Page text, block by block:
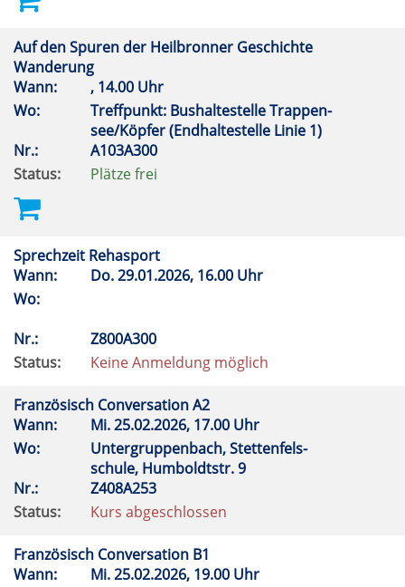
Auf den Spuren der Heilbronner Geschichte
Wanderung
Wann:
, 14.00 Uhr
Wo:
Treffpunkt: Bushaltestelle Trappen-
see/Köpfer (Endhaltestelle Linie 1)
Nr.:
A103A300
Status:
Plätze frei
Sprechzeit Rehasport
Wann:
Do.29.01.2026, 16.00 Uhr
Wo:
Nr.:
Z800A300
Status:
Keine Anmeldung möglich
Französisch Conversation A2
Wann:
Mi.25.02.2026, 17.00 Uhr
Wo:
Untergruppenbach, Stettenfels-
schule, Humboldtstr. 9
Nr.:
Z408A253
Status:
Kurs abgeschlossen
Französisch Conversation B1
Wann:
Mi.25.02.2026, 19.00 Uhr